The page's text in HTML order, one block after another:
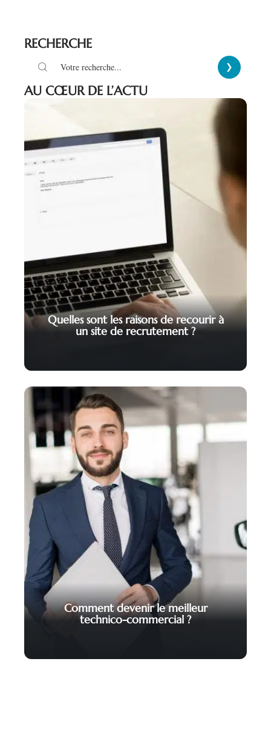
RECHERCHE
AU CŒUR DE L’ACTU
Quelles sont les raisons de recourir à
un site de recrutement ?
Comment devenir le meilleur
technico-commercial ?